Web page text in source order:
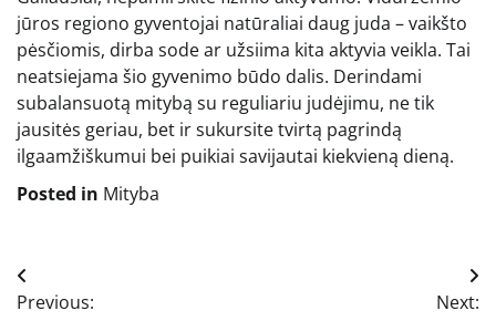
jūros regiono gyventojai natūraliai daug juda – vaikšto
pėsčiomis, dirba sode ar užsiima kita aktyvia veikla. Tai
neatsiejama šio gyvenimo būdo dalis. Derindami
subalansuotą mitybą su reguliariu judėjimu, ne tik
jausitės geriau, bet ir sukursite tvirtą pagrindą
ilgaamžiškumui bei puikiai savijautai kiekvieną dieną.
Posted in Mityba
Navigacija
Previous:
Next: